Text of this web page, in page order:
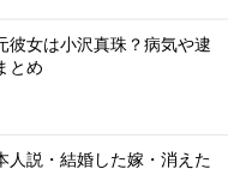
彼女は小沢真珠？病気や逮
とめ
人説・結婚した嫁・消えた